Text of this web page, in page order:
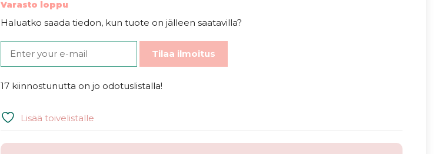
Varasto loppu
Haluatko saada tiedon, kun tuote on jälleen saatavilla?
Tilaa ilmoitus
17 kiinnostunutta on jo odotuslistalla!
Lisää toivelistalle